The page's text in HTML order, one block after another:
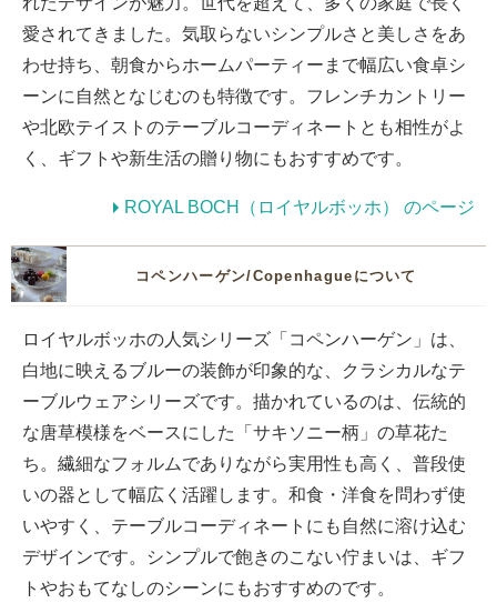
愛されてきました。気取らないシンプルさと美しさをあ
わせ持ち、朝食からホームパーティーまで幅広い食卓シ
ーンに自然となじむのも特徴です。フレンチカントリー
や北欧テイストのテーブルコーディネートとも相性がよ
く、ギフトや新生活の贈り物にもおすすめです。
ROYAL BOCH（ロイヤルボッホ） のページ
コペンハーゲン/Copenhagueについて
ロイヤルボッホの人気シリーズ「コペンハーゲン」は、
白地に映えるブルーの装飾が印象的な、クラシカルなテ
ーブルウェアシリーズです。描かれているのは、伝統的
な唐草模様をベースにした「サキソニー柄」の草花た
ち。繊細なフォルムでありながら実用性も高く、普段使
いの器として幅広く活躍します。和食・洋食を問わず使
いやすく、テーブルコーディネートにも自然に溶け込む
デザインです。シンプルで飽きのこない佇まいは、ギフ
トやおもてなしのシーンにもおすすめのです。